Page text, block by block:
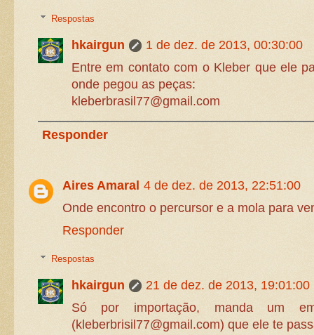
Respostas
hkairgun
1 de dez. de 2013, 00:30:00
Entre em contato com o Kleber que ele
onde pegou as peças:
kleberbrasil77@gmail.com
Responder
Aires Amaral 4 de dez. de 2013, 22:51:00
Onde encontro o percursor e a mola para
Responder
Respostas
hkairgun
21 de dez. de 2013, 19:01:00
Só por importação, manda um
(kleberbrisil77@gmail.com) que ele te